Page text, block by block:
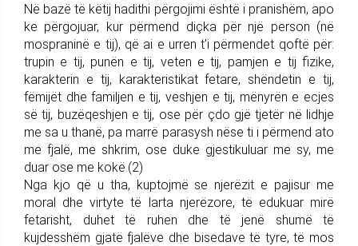
Në bazë të këtij hadithi përgojimi është i pranishëm, apo
ke përgojuar, kur përmend diçka për një person (në
mospraninë e tij), që ai e urren t'i përmendet qoftë për:
trupin e tij, punën e tij, veten e tij, pamjen e tij fizike,
karakterin e tij, karakteristikat fetare, shëndetin e tij,
fëmijët dhe familjen e tij, veshjen e tij, mënyrën e ecjes
së tij, buzëqeshjen e tij, ose për çdo gjë tjetër në lidhje
me sa u thanë, pa marrë parasysh nëse ti i përmend ato
me fjalë, me shkrim, ose duke gjestikuluar me sy, me
duar ose me kokë.(2)
Nga kjo që u tha, kuptojmë se njerëzit e pajisur me
moral dhe virtyte të larta njerëzore, të edukuar mirë
fetarisht, duhet të ruhen dhe të jenë shumë të
kujdesshëm gjatë fjalëve dhe bisedave të tyre, të mos